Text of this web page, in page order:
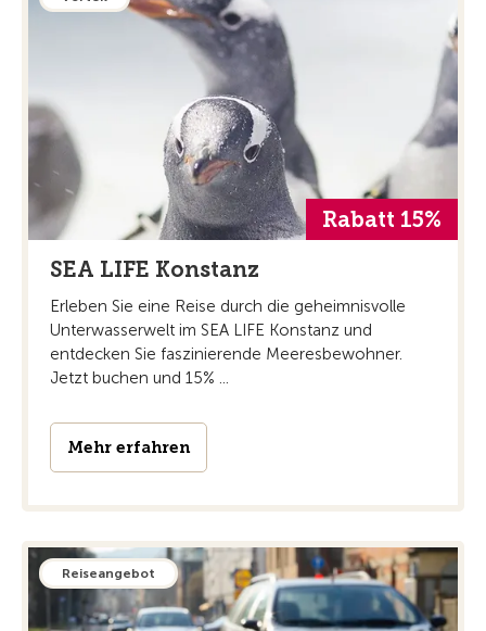
Rabatt 15%
SEA LIFE Konstanz
Erleben Sie eine Reise durch die geheimnisvolle
Unterwasserwelt im SEA LIFE Konstanz und
entdecken Sie faszinierende Meeresbewohner.
Jetzt buchen und 15% ...
Mehr erfahren
Reiseangebot